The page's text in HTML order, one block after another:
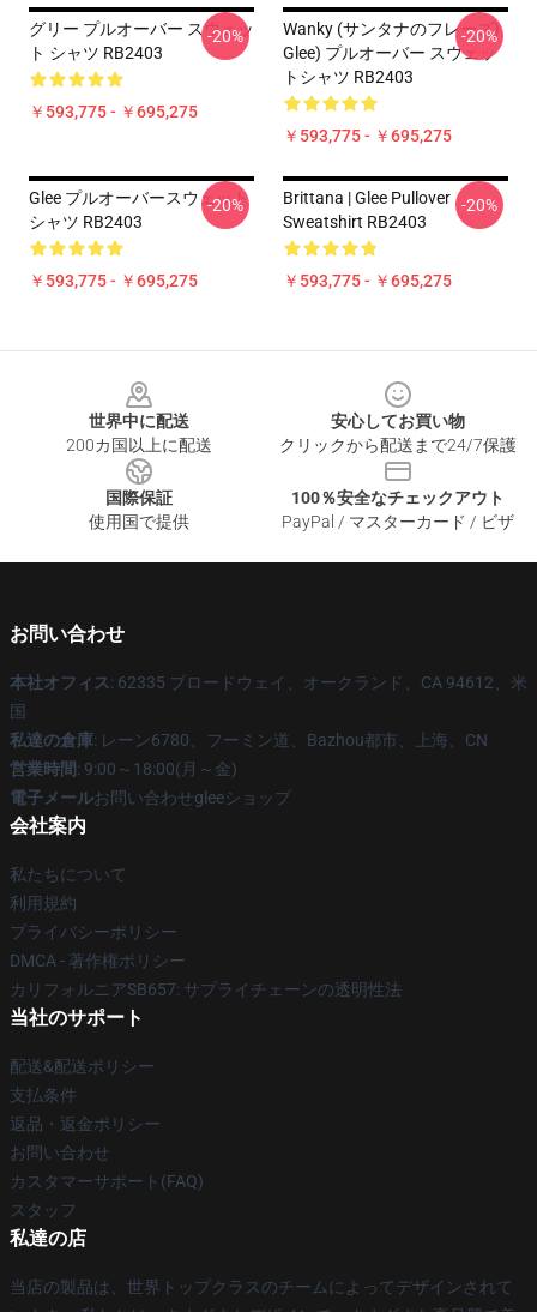
グリー プルオーバー スウェッ
ト シャツ RB2403
￥593,775 - ￥695,275
-20%
Wanky (サンタナのフレーズ)
Glee) プルオーバー スウェッ
トシャツ RB2403
￥593,775 - ￥695,275
-20%
Glee プルオーバースウェット
シャツ RB2403
￥593,775 - ￥695,275
-20%
Brittana | Glee Pullover
Sweatshirt RB2403
￥593,775 - ￥695,275
-20%
世界中に配送
200カ国以上に配送
安心してお買い物
クリックから配送まで24/7保護
国際保証
使用国で提供
100％安全なチェックアウト
PayPal / マスターカード / ビザ
お問い合わせ
本社オフィス: 62335 ブロードウェイ、オークランド、CA 94612、米
国
私達の倉庫: レーン6780、フーミン道、Bazhou都市、上海、CN
営業時間: 9:00～18:00(月～金)
電子メールお問い合わせgleeショップ
会社案内
私たちについて
利用規約
プライバシーポリシー
DMCA - 著作権ポリシー
カリフォルニアSB657: サプライチェーンの透明性法
当社のサポート
配送&配送ポリシー
支払条件
返品・返金ポリシー
お問い合わせ
カスタマーサポート(FAQ)
スタッフ
私達の店
当店の製品は、世界トップクラスのチームによってデザインされて